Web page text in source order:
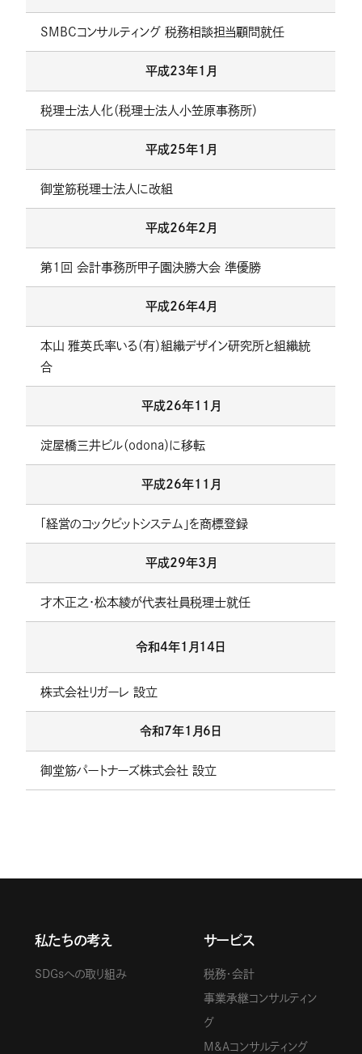
SMBCコンサルティング 税務相談担当顧問就任
平成23年1月
税理士法人化（税理士法人小笠原事務所）
平成25年1月
御堂筋税理士法人に改組
平成26年2月
第1回 会計事務所甲子園決勝大会 準優勝
平成26年4月
本山 雅英氏率いる（有）組織デザイン研究所と組織統
合
平成26年11月
淀屋橋三井ビル（odona）に移転
平成26年11月
「経営のコックピットシステム」を商標登録
平成29年3月
才木正之・松本綾が代表社員税理士就任
令和4年1月14日
株式会社リガーレ 設立
令和7年1月6日
御堂筋パートナーズ株式会社 設立
私たちの考え
SDGsへの取り組み
サービス
税務・会計
事業承継コンサルティン
グ
M&Aコンサルティング